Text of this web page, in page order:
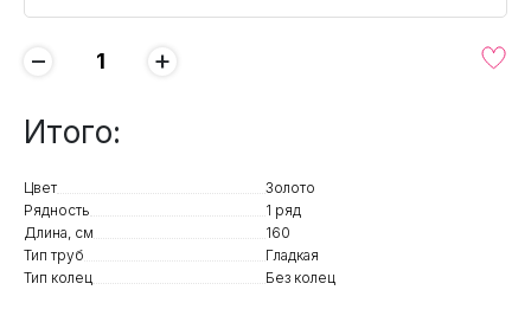
− +
Итого:
Цвет
Золото
Рядность
1 ряд
Длина, см
160
Тип труб
Гладкая
Тип колец
Без колец